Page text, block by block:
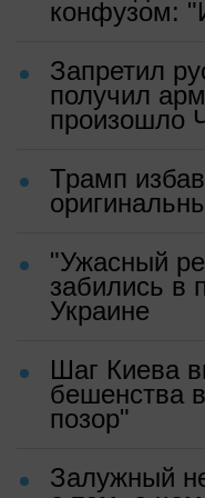
конфузом:
Запретил
получил
произошло
Трамп
"Ужасный
забились в
Украине
Шаг Киева
бешенства
позор"
Залужный